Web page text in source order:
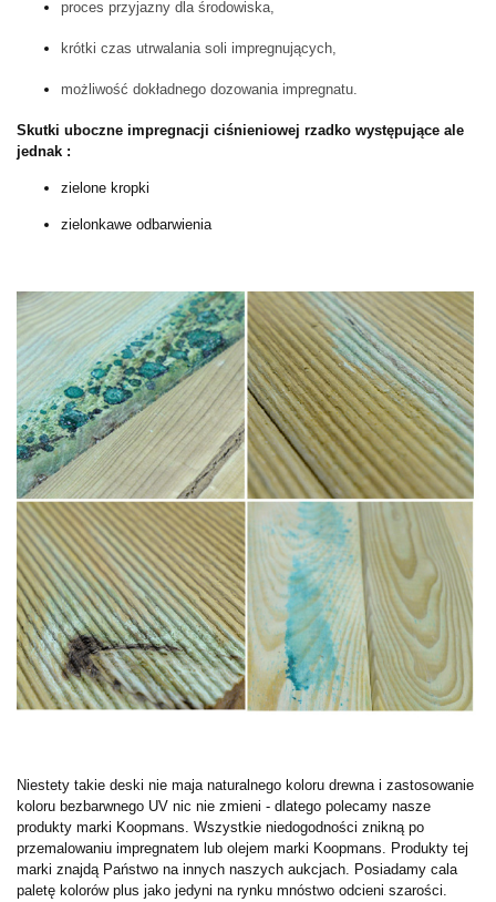
proces przyjazny dla środowiska,
krótki czas utrwalania soli impregnujących,
możliwość dokładnego dozowania impregnatu.
Skutki uboczne impregnacji ciśnieniowej rzadko występujące ale
jednak :
zielone kropki
zielonkawe odbarwienia
Niestety takie deski nie maja naturalnego koloru drewna i zastosowanie
koloru bezbarwnego UV nic nie zmieni - dlatego polecamy nasze
produkty marki Koopmans. Wszystkie niedogodności znikną po
przemalowaniu impregnatem lub olejem marki Koopmans. Produkty tej
marki znajdą Państwo na innych naszych aukcjach. Posiadamy cala
paletę kolorów plus jako jedyni na rynku mnóstwo odcieni szarości.